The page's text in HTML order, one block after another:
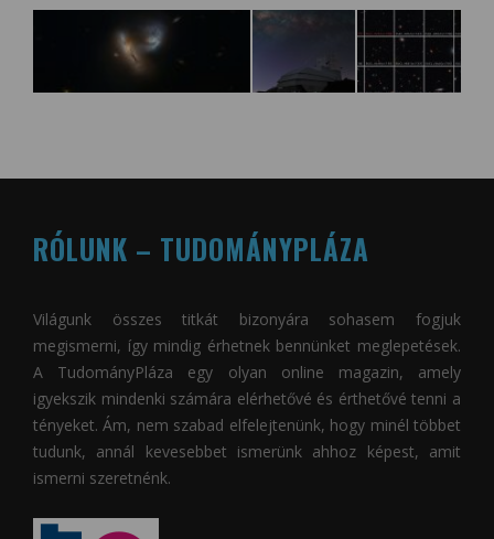
RÓLUNK – TUDOMÁNYPLÁZA
Világunk összes titkát bizonyára sohasem fogjuk
megismerni, így mindig érhetnek bennünket meglepetések.
A TudományPláza egy olyan online magazin, amely
igyekszik mindenki számára elérhetővé és érthetővé tenni a
tényeket. Ám, nem szabad elfelejtenünk, hogy minél többet
tudunk, annál kevesebbet ismerünk ahhoz képest, amit
ismerni szeretnénk.